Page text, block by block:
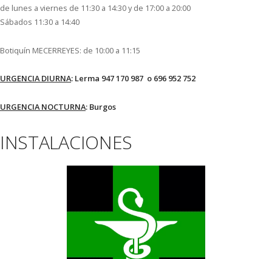
de lunes a viernes de 11:30 a 14:30 y de 17:00 a 20:00
Sábados 11:30 a 14:40
Botiquín MECERREYES: de 10:00 a 11:15
URGENCIA DIURNA: Lerma 947 170 987 o 696 952 752
URGENCIA NOCTURNA: Burgos
INSTALACIONES